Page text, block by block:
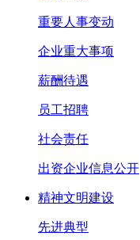
重要人事变动
企业重大事项
薪酬待遇
员工招聘
社会责任
出资企业信息公开
精神文明建设
先进典型